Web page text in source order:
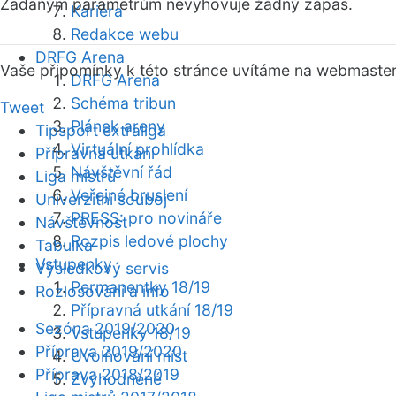
Kariéra
Redakce webu
DRFG Arena
DRFG Arena
Schéma tribun
Plánek areny
Virtuální prohlídka
Návštěvní řád
Veřejné bruslení
PRESS: pro novináře
Rozpis ledové plochy
Vstupenky
Permanentky 18/19
Přípravná utkání 18/19
Vstupenky 18/19
Uvolňování míst
Zvýhodněné
Zadaným parametrům nevyhovuje žádný zápas.
Vaše připomínky k této stránce uvítáme na webmaster
Tweet
Tipsport extraliga
Přípravná utkání
Liga mistrů
Univerzitní souboj
Návštěvnost
Tabulka
Výsledkový servis
Rozlosování a info
Sezóna 2019/2020
Příprava 2019/2020
Příprava 2018/2019